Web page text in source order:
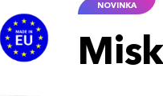
NOVINKA